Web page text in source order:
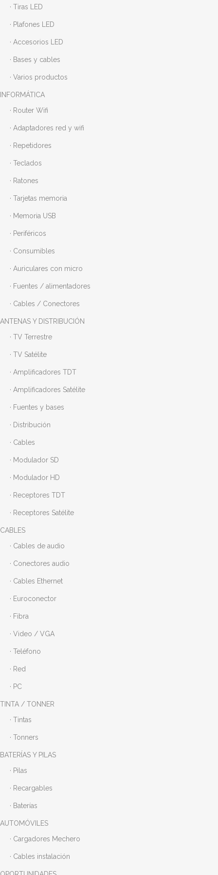
· Tiras LED
· Plafones LED
· Accesorios LED
· Bases y cables
· Varios productos
INFORMÁTICA
· Router Wifi
· Adaptadores red y wifi
· Repetidores
· Teclados
· Ratones
· Tarjetas memoria
· Memoria USB
· Periféricos
· Consumibles
· Auriculares con micro
· Fuentes / alimentadores
· Cables / Conectores
ANTENAS Y DISTRIBUCIÓN
· TV Terrestre
· TV Satélite
· Amplificadores TDT
· Amplificadores Satélite
· Fuentes y bases
· Distribución
· Cables
· Modulador SD
· Modulador HD
· Receptores TDT
· Receptores Satélite
CABLES
· Cables de audio
· Conectores audio
· Cables Ethernet
· Euroconector
· Fibra
· Video / VGA
· Teléfono
· Red
· PC
TINTA / TONNER
· Tintas
· Tonners
BATERÍAS Y PILAS
· Pilas
· Recargables
· Baterías
AUTOMÓVILES
· Cargadores Mechero
· Cables instalación